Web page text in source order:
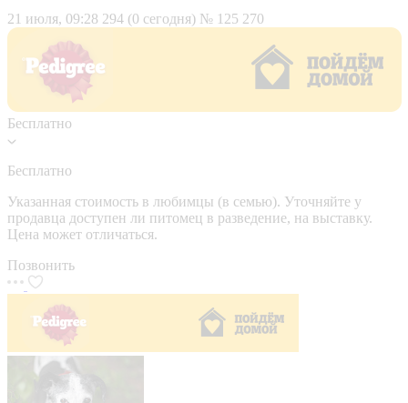
21 июля, 09:28 294 (0 сегодня) № 125 270
Бесплатно
Бесплатно
Указанная стоимость в любимцы (в семью). Уточняйте у
продавца доступен ли питомец в разведение, на выставку.
Цена может отличаться.
Позвонить